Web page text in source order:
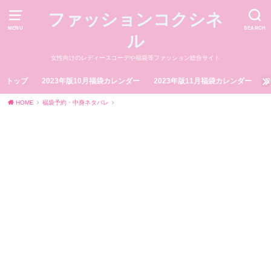
MENU SEARCH
ファッションコクシネ
ル
女性向けのレディースコーデや福袋等ファッション総合サイト
トップ 2023年版10月福袋カレンダー 2023年版11月福袋カレンダー
HOME 福袋予約・中身ネタバレ